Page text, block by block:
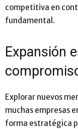
competitiva en
fundamental.
Expansión
Explorar nuevos
muchas empresas
forma estratégica